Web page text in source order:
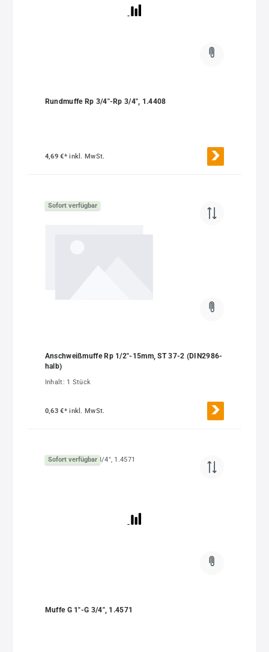
Rundmuffe Rp 3/4"-Rp 3/4", 1.4408
4,69 €*inkl. MwSt.
Sofort verfügbar
Anschweißmuffe Rp 1/2"-15mm, ST 37-2 (DIN2986-
halb)
Inhalt: 1 Stück
0,63 €*inkl. MwSt.
Sofort verfügbar
Muffe G 1"-G 3/4", 1.4571